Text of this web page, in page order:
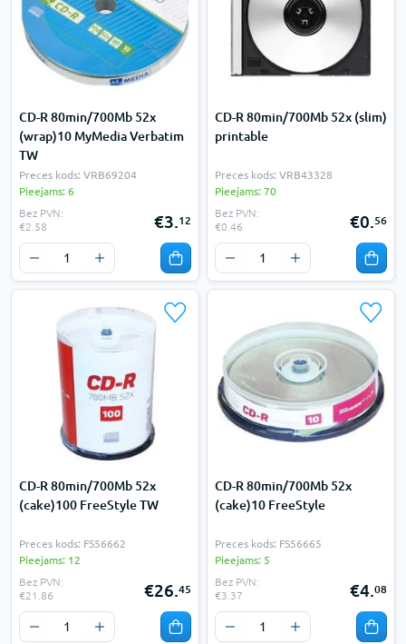
CD-R 80min/700Mb 52x
(wrap)10 MyMedia Verbatim
TW
Preces kods: VRB69204
Pieejams: 6
Bez PVN:
€2.58
€3.12
CD-R 80min/700Mb 52x (slim)
printable
Preces kods: VRB43328
Pieejams: 70
Bez PVN:
€0.46
€0.56
CD-R 80min/700Mb 52x
(cake)100 FreeStyle TW
Preces kods: FS56662
Pieejams: 12
Bez PVN:
€21.86
€26.45
CD-R 80min/700Mb 52x
(cake)10 FreeStyle
Preces kods: FS56665
Pieejams: 5
Bez PVN:
€3.37
€4.08